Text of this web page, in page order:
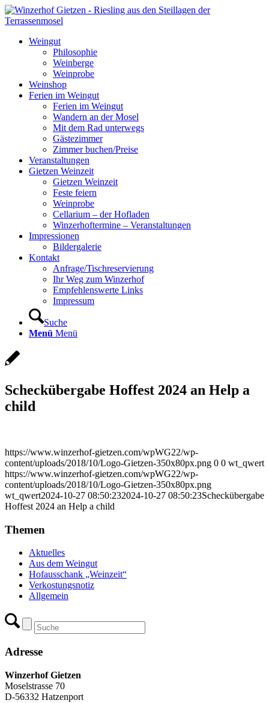
Weingut
Philosophie
Weinberge
Weinprobe
Weinshop
Ferien im Weingut
Ferien im Weingut
Wandern an der Mosel
Mit dem Rad unterwegs
Gästezimmer
Zimmer buchen/Preise
Veranstaltungen
Gietzen Weinzeit
Gietzen Weinzeit
Feste feiern
Weinprobe
Cellarium – der Hofladen
Winzerhoftermine – Veranstaltungen
Impressionen
Bildergalerie
Kontakt
Anfrage/Tischreservierung
Ihr Weg zum Winzerhof
Empfehlenswerte Links
Impressum
Suche
Menü Menü
Scheckübergabe Hoffest 2024 an Help a
child
https://www.winzerhof-gietzen.com/wpWG22/wp-
content/uploads/2018/10/Logo-Gietzen-350x80px.png 0 0 wt_qwert
https://www.winzerhof-gietzen.com/wpWG22/wp-
content/uploads/2018/10/Logo-Gietzen-350x80px.png
wt_qwert2024-10-27 08:50:232024-10-27 08:50:23Scheckübergabe
Hoffest 2024 an Help a child
Themen
Aktuelles
Aus dem Weingut
Hofausschank „Weinzeit“
Verkostungsnotiz
Allgemein
Adresse
Winzerhof Gietzen
Moselstrasse 70
D-56332 Hatzenport